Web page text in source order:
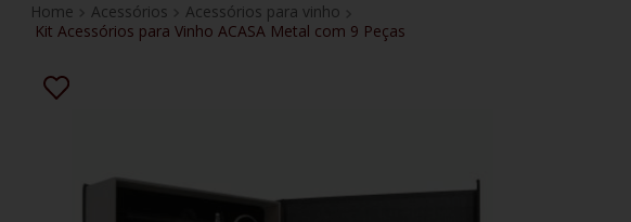
5º itália
Acessórios
Acessórios para vinho
Kit Acessórios para Vinho ACASA Metal com 9 Peças